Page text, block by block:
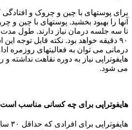
برای پوستهای با چین و چروک و
آنها را بهبود بخشید. پوستهای با چین
۹۰ دقیقه خواهد بود. نکته قابل توجه
درمانی می توان به فعالیتهای روزمره
هایفوتراپی نیاز به دوره نقاهت
می شود.
هایفوتراپی برای چه کسانی مناسب